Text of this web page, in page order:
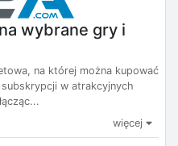
wybrane gry i
na której można kupować
w atrakcyjnych
więcej